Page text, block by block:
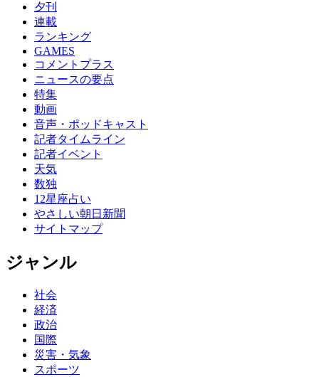
夕刊
連載
ランキング
GAMES
コメントプラス
ニュースの要点
特集
動画
音声・ポッドキャスト
記者タイムライン
記者イベント
天気
数独
12星座占い
やさしい朝日新聞
サイトマップ
ジャンル
社会
経済
政治
国際
災害・気象
スポーツ